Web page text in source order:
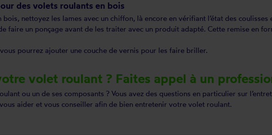
des volets roulants en bois
nettoyez les lames avec un chiffon, là encore en vérifiant l’état des coulisses
faire un ponçage avant de les traiter avec un produit adapté. Cette remise en
pourrez ajouter une couche de vernis pour les faire briller.
volet roulant ? Faites appel à un
ou un de ses composants ? Vous avez des questions en particulier sur
aider et vous conseiller afin de bien entretenir votre volet roulant.